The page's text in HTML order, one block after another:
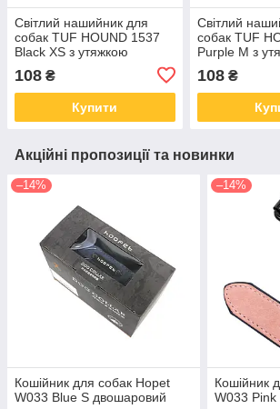
Світлий нашийник для
собак TUF HOUND 1537
Black XS з утяжкою
108 ₴
Купити
Світлий
собак TUF
Purple M з
108₴
Акційні пропозиції та новинки
–14%
Кошійник для собак Hopet
W033 Blue S двошаровий
–14%
Кошійник
W033